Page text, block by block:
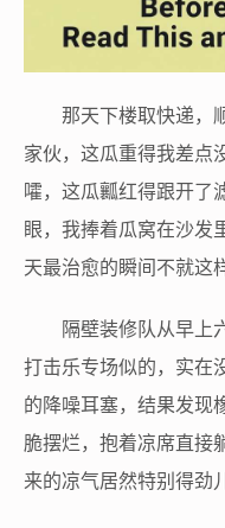
那天下楼取快递，
家伙，这瓜重得我差点
嚯，这瓜瓤红得跟开了
眼，我捧着瓜窝在沙
天最治愈的瞬间不就这
隔壁装修队从早上
打击乐专场似的，实在
的降噪耳塞，结果发现
脆摆烂，抱着凉席直接
来的凉气居然特别得劲